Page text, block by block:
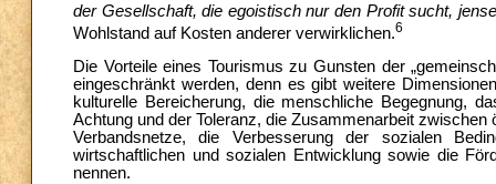
der Gesellschaft, die egoistisch nur den Profit sucht,
Wohlstand auf Kosten anderer verwirklichen.6
Die Vorteile eines Tourismus zu Gunsten der
eingeschränkt werden, denn es gibt weitere
kulturelle Bereicherung, die menschliche Begegnung,
Achtung und der Toleranz, die Zusammenarbeit
Verbandsnetze, die Verbesserung der sozialen
wirtschaftlichen und sozialen Entwicklung sowie die
nennen.